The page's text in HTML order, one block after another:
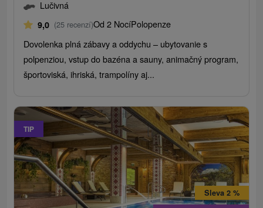
Lučivná
9,0 (25 recenzí)Od 2 NocíPolopenze
Dovolenka plná zábavy a oddychu – ubytovanie s
polpenziou, vstup do bazéna a sauny, animačný program,
športoviská, ihriská, trampolíny aj...
TIP
Sleva 2 %